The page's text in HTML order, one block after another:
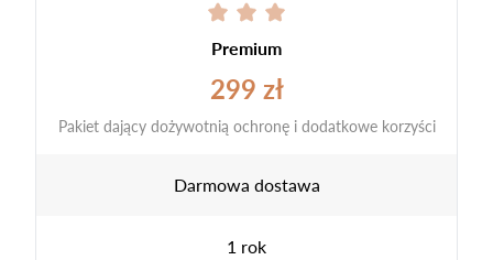
Premium
299 zł
Pakiet dający dożywotnią ochronę i dodatkowe korzyści
Darmowa dostawa
1 rok